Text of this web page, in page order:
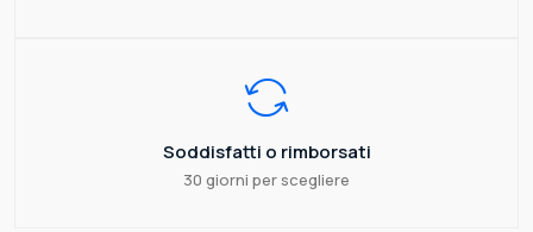
Soddisfatti o rimborsati
30 giorni per scegliere